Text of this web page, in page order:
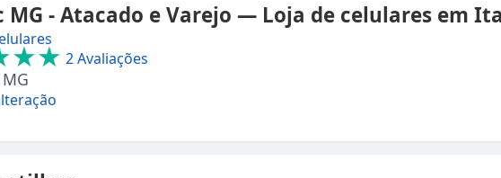
MG - Atacado e Varejo — Loja de celulares em
2 Avaliações